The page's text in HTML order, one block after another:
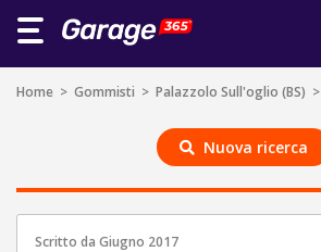
Home > Gommisti > Palazzolo Sull'oglio (BS) >
Nuova ricerca
Scritto da Giugno 2017